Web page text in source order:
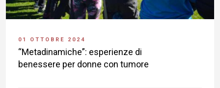
01 OTTOBRE 2024
“Metadinamiche”: esperienze di
benessere per donne con tumore